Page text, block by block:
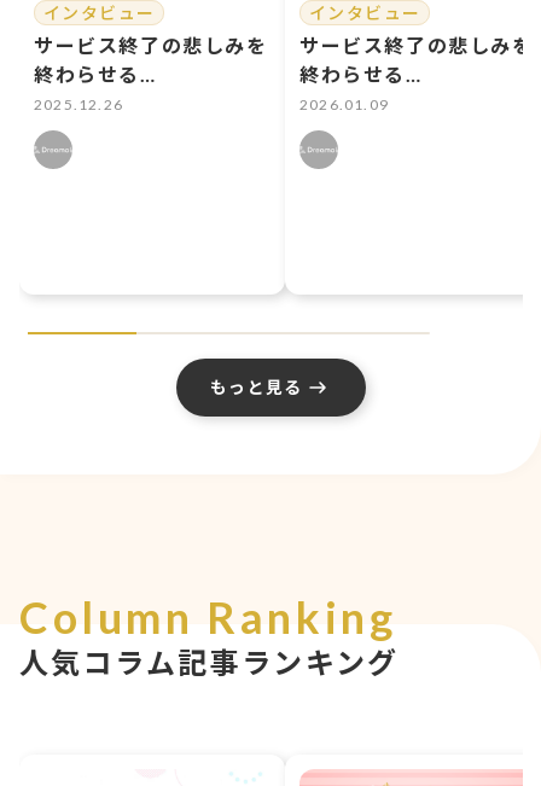
インタビュー
サービス終了の悲しみを
終わらせる
―Dreamoire（ドリモ
ワ）責任者インタビュー
【前編】 『イケメンシ
2025.12.26
インタビュー
サービス終了の悲しみを
終わらせる
―Dreamoire（ドリモ
ワ）責任者インタビュー
【後編】クラウドファン
2026.01.09
もっと見る
Column Ranking
人気コラム記事ランキング